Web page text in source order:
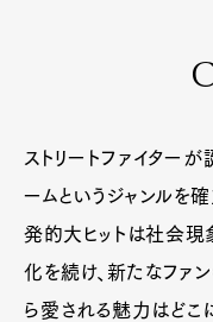
C
ストリートファイタ
ームというジャンルを確
発的大ヒットは社会現
化を続け、新たなファ
ら愛される魅力はど